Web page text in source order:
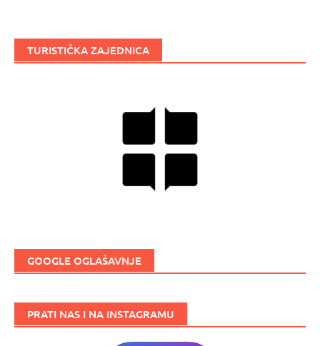
TURISTIČKA ZAJEDNICA
GOOGLE OGLAŠAVNJE
PRATI NAS I NA INSTAGRAMU